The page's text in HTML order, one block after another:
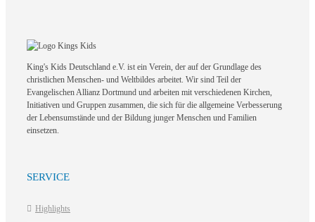
King's Kids Deutschland e.V. ist ein Verein, der auf der Grundlage des
christlichen Menschen- und Weltbildes arbeitet. Wir sind Teil der
Evangelischen Allianz Dortmund und arbeiten mit verschiedenen Kirchen,
Initiativen und Gruppen zusammen, die sich für die allgemeine Verbesserung
der Lebensumstände und der Bildung junger Menschen und Familien
einsetzen.
SERVICE
Highlights